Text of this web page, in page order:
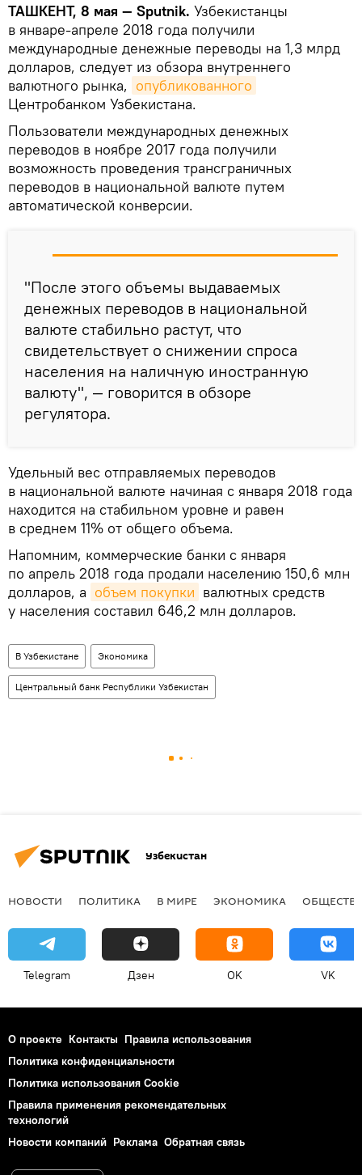
ТАШКЕНТ, 8 мая — Sputnik. Узбекистанцы
в январе-апреле 2018 года получили
международные денежные переводы на 1,3 млрд
долларов, следует из обзора внутреннего
валютного рынка, опубликованного
Центробанком Узбекистана.
Пользователи международных денежных
переводов в ноябре 2017 года получили
возможность проведения трансграничных
переводов в национальной валюте путем
автоматической конверсии.
"После этого объемы выдаваемых
денежных переводов в национальной
валюте стабильно растут, что
свидетельствует о снижении спроса
населения на наличную иностранную
валюту", — говорится в обзоре
регулятора.
Удельный вес отправляемых переводов
в национальной валюте начиная с января 2018 года
находится на стабильном уровне и равен
в среднем 11% от общего объема.
Напомним, коммерческие банки с января
по апрель 2018 года продали населению 150,6 млн
долларов, а объем покупки валютных средств
у населения составил 646,2 млн долларов.
В Узбекистане Экономика
Центральный банк Республики Узбекистан
Узбекистан
НОВОСТИ ПОЛИТИКА В МИРЕ ЭКОНОМИКА
Telegram Дзен OK VK
О проекте Контакты Правила использования
Политика конфиденциальности
Политика использования Cookie
Правила применения рекомендательных
технологий
Новости компаний Реклама Обратная связь